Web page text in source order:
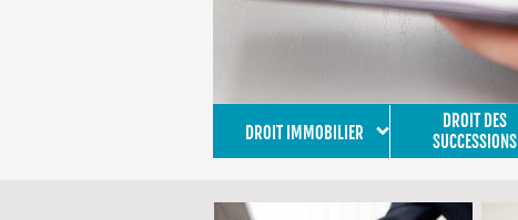
DROIT IMMOBILIER
DROIT DES
SUCCESSIONS